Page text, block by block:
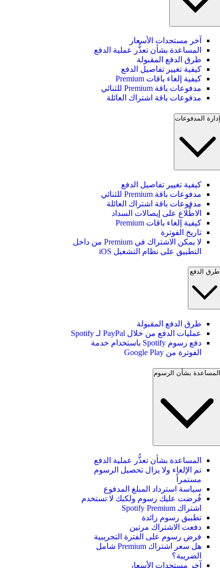
آخر مستجدات الأسعار
المساعدة بشأن تعذُّر عملية الدفع
طرق الدفع المقبولة
كيفية تغيير تفاصيل الدفع
كيفية إلغاء باقات Premium
مدفوعات باقة Premium للثنائي
مدفوعات باقة اشتراك العائلة
إدارة المدفوعات
كيفية تغيير تفاصيل الدفع
مدفوعات باقة Premium للثنائي
مدفوعات باقة اشتراك العائلة
الاطِّلاع على إيصالات السداد
كيفية إلغاء باقات Premium
تاريخ الفوترة
لا يمكن الاشتراك في Premium من داخل
التطبيق على نظام التشغيل iOS
طرق الدفع
طرق الدفع المقبولة
عمليات الدفع من خلال PayPal لـ Spotify
دفع رسوم Spotify باستخدام خدمة
الفوترة من Google Play
المساعدة بشأن الرسوم
المساعدة بشأن تعذُّر عملية الدفع
تم الإلغاء ولا يزال تحصيل الرسوم
مستمراً
سياسة استرداد المبلغ المدفوع
فُرضت عليك رسوم ولكنك لا تستخدم
اشتراك Spotify Premium
تطبيق رسوم زائدة
دفعت الاشتراك مرتين
فرض رسوم على الفترة التجريبية
هل سعر اشتراك Premium شامل
الضريبة؟
آخر مستجدات الأسعار